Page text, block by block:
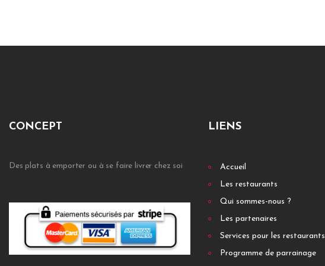
CONCEPT
Des plats à emporter ou à se faire livrer chez soi
LIENS
Accueil
Les restaurants
Qui sommes-nous ?
Les partenaires
Services pour les restaurants
Programme de parrainage